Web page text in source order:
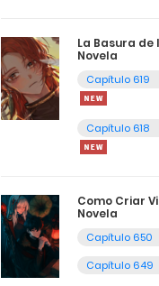
La Basura
Novela
Capítulo 619
Capítulo 618
Como Criar
Novela
Capítulo 650
Capítulo 649